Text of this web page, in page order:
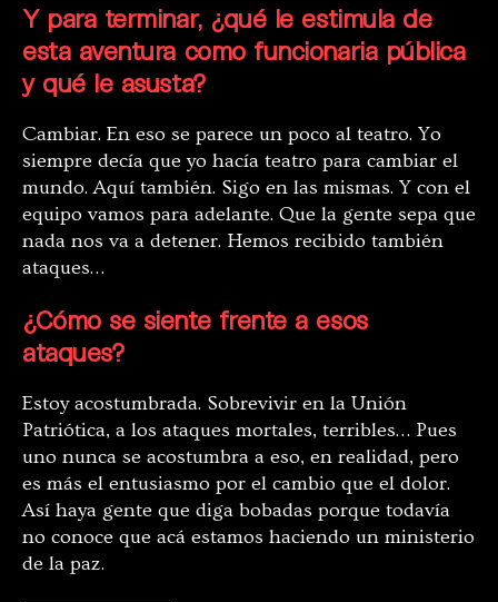
Y para terminar, ¿qué le estimula de
esta aventura como funcionaria pública
y qué le asusta?
Cambiar. En eso se parece un poco al teatro. Yo
siempre decía que yo hacía teatro para cambiar el
mundo. Aquí también. Sigo en las mismas. Y con el
equipo vamos para adelante. Que la gente sepa que
nada nos va a detener. Hemos recibido también
ataques…
¿Cómo se siente frente a esos
ataques?
Estoy acostumbrada. Sobrevivir en la Unión
Patriótica, a los ataques mortales, terribles… Pues
uno nunca se acostumbra a eso, en realidad, pero
es más el entusiasmo por el cambio que el dolor.
Así haya gente que diga bobadas porque todavía
no conoce que acá estamos haciendo un ministerio
de la paz.